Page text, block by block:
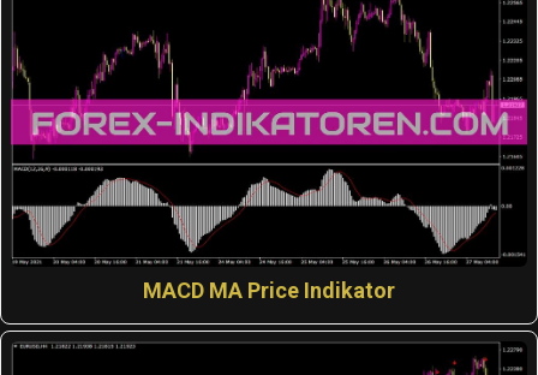
MACD MA Price Indikator